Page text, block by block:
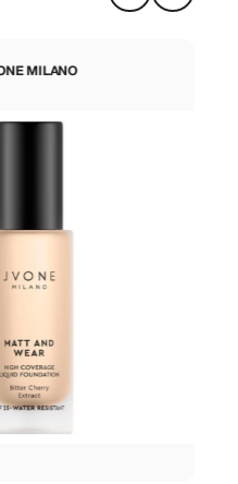
MILANO